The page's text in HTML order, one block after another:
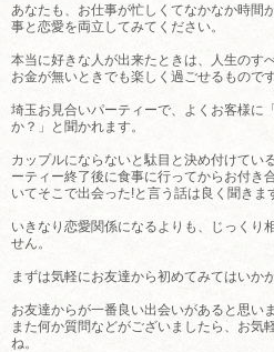
あなたも、お仕事が忙しくてなかなか時間
事と恋愛を両立してみてください。
本当に好きな人が出来たときは、人生のす
お金が無いときでも楽しく過ごせるものです
埼玉お見合いパーティーで、よくお客様に
か？」と聞かれます。
カップルにならないと駄目と決め付けてい
ーティー終了後に食事に行ってからお付き
いてそこで出会った!と言う話は良く聞きま
いきなり恋愛関係になるよりも、じっくり
せん。
まずは気軽にお友達から初めてみてはいか
お友達からが一番良い出会いがあると思いま
また何か質問などがございましたら、お気
ね。